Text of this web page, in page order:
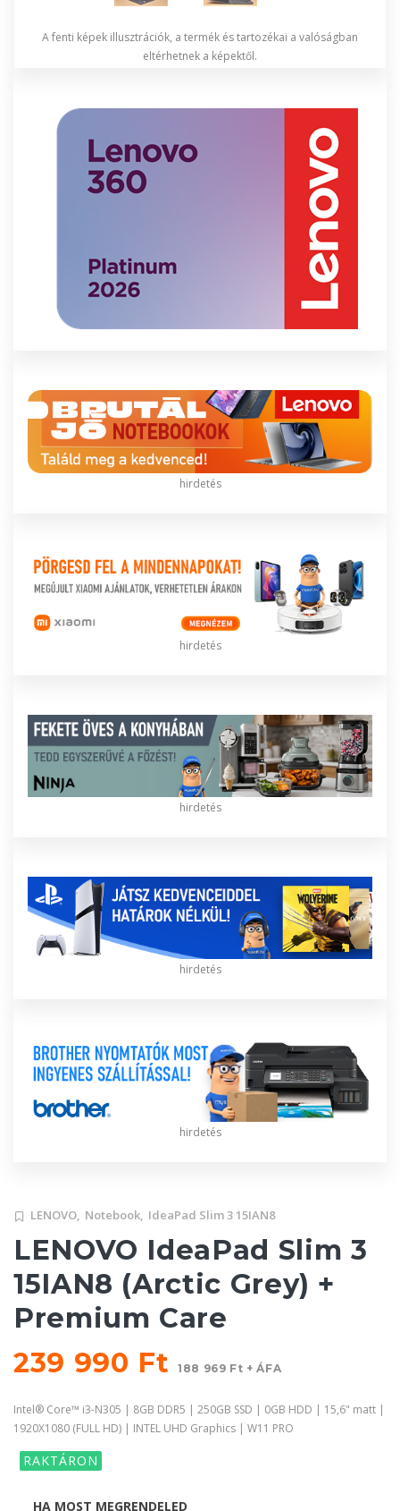
A fenti képek illusztrációk, a termék és tartozékai a valóságban
eltérhetnek a képektől.
hirdetés
hirdetés
hirdetés
hirdetés
hirdetés
LENOVO, Notebook, IdeaPad Slim 3 15IAN8
LENOVO IdeaPad Slim 3
15IAN8 (Arctic Grey) +
Premium Care
239 990 Ft188 969 Ft + ÁFA
Intel® Core™ i3-N305 | 8GB DDR5 | 250GB SSD | 0GB HDD | 15,6" matt |
1920X1080 (FULL HD) | INTEL UHD Graphics | W11 PRO
RAKTÁRON
HA MOST MEGRENDELED